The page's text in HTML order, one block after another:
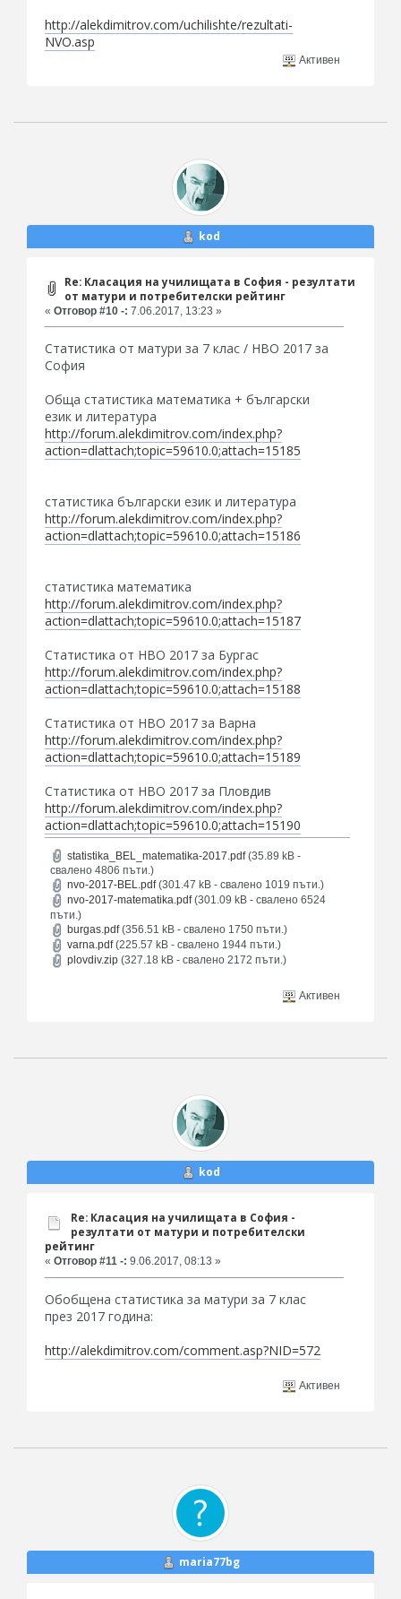
http://alekdimitrov.com/uchilishte/rezultati-
NVO.asp
Активен
kod
Re: Класация на училищата в София - резултати
от матури и потребителски рейтинг
« Отговор #10 -: 7.06.2017, 13:23 »
Статистика от матури за 7 клас / НВО 2017 за
София
Обща статистика математика + български
език и литература
http://forum.alekdimitrov.com/index.php?
action=dlattach;topic=59610.0;attach=15185
статистика български език и литература
http://forum.alekdimitrov.com/index.php?
action=dlattach;topic=59610.0;attach=15186
статистика математика
http://forum.alekdimitrov.com/index.php?
action=dlattach;topic=59610.0;attach=15187
Статистика от НВО 2017 за Бургас
http://forum.alekdimitrov.com/index.php?
action=dlattach;topic=59610.0;attach=15188
Статистика от НВО 2017 за Варна
http://forum.alekdimitrov.com/index.php?
action=dlattach;topic=59610.0;attach=15189
Статистика от НВО 2017 за Пловдив
http://forum.alekdimitrov.com/index.php?
action=dlattach;topic=59610.0;attach=15190
statistika_BEL_matematika-2017.pdf(35.89 kB -
свалено 4806 пъти.)
nvo-2017-BEL.pdf(301.47 kB - свалено 1019 пъти.)
nvo-2017-matematika.pdf(301.09 kB - свалено 6524
пъти.)
burgas.pdf(356.51 kB - свалено 1750 пъти.)
varna.pdf(225.57 kB - свалено 1944 пъти.)
plovdiv.zip(327.18 kB - свалено 2172 пъти.)
Активен
kod
Re: Класация на училищата в София -
резултати от матури и потребителски
рейтинг
« Отговор #11 -: 9.06.2017, 08:13 »
Обобщена статистика за матури за 7 клас
през 2017 година:
http://alekdimitrov.com/comment.asp?NID=572
Активен
maria77bg